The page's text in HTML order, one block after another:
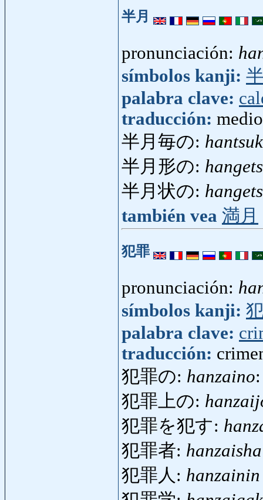
半月
pronunciación:
símbolos kanji:
palabra clave:
traducción:
半月毎の:
半月形の:
半月状の:
también vea 満月
犯罪
pronunciación:
símbolos kanji:
palabra clave:
traducción:
犯罪の: hanzaino
犯罪上の:
犯罪を犯す:
犯罪者: hanzaisha
犯罪人: hanzainin